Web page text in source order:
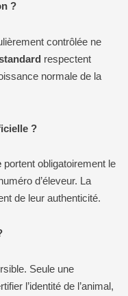
?
contrôlée ne
respectent
normale de la
?
portent obligatoirement le
d’éleveur. La
de leur authenticité.
Seule une
l’identité de l’animal,